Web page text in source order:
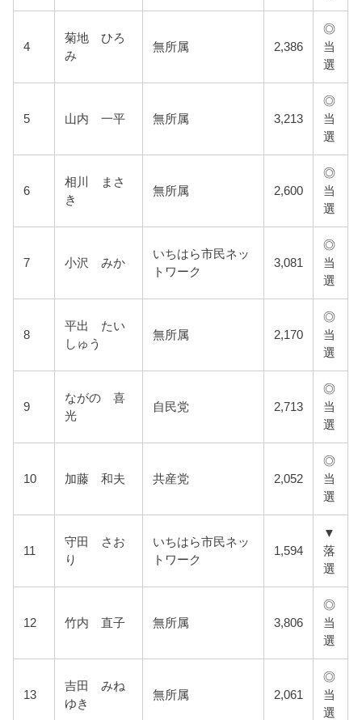
4
菊地 ひろ
み
無所属 2,386
◎
当
選
5 山内 一平 無所属 3,213
◎
当
選
6
相川 まさ
き
無所属 2,600
◎
当
選
7 小沢 みか
いちはら市民ネッ
トワーク
3,081
◎
当
選
8
平出 たい
しゅう
無所属 2,170
◎
当
選
9
ながの 喜
光
自民党 2,713
◎
当
選
10 加藤 和夫 共産党 2,052
◎
当
選
11
守田 さお
り
いちはら市民ネッ
トワーク
1,594
▼
落
選
12 竹内 直子 無所属 3,806
◎
当
選
13
吉田 みね
ゆき
無所属 2,061
◎
当
選